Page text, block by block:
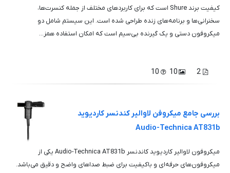
کیفیت برند Shure است که برای کاربردهای مختلف از جمله کنسرت‌ها،
سخنرانی‌ها و برنامه‌های زنده طراحی شده است. این سیستم شامل دو
میکروفون دستی و یک گیرنده بی‌سیم است که امکان استفاده همز...
2
10
10
بررسی جامع میکروفن لاوالیر کندنسر کاردیوید
Audio-Technica AT831b
میکروفون لاوالیر کاردیوید کاندنسر Audio-Technica AT831b یکی از
میکروفون‌های حرفه‌ای و باکیفیت برای ضبط صداهای واضح و دقیق می‌باشد.